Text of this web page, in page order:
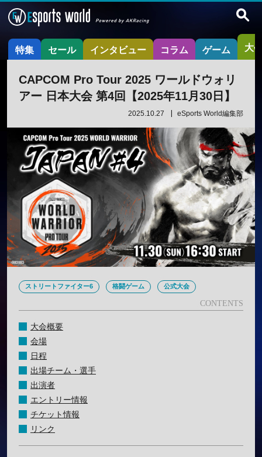
特集 セール インタビュー コラム ゲーム 大
CAPCOM Pro Tour 2025 ワールドウォリ
アー 日本大会 第4回【2025年11月30日】
2025.10.27 eSports World編集部
ストリートファイター6 格闘ゲーム 公式大会
大会概要
会場
日程
出場チーム・選手
出演者
エントリー情報
チケット情報
リンク